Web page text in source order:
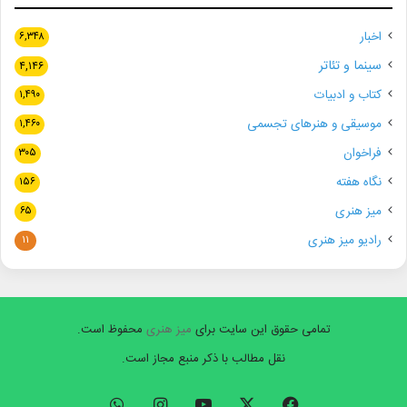
در ادامه داوران بخش سیفژ روی صحنه آمدند.
سپس مهین جواهریان از اعضای هیات داوران سیفژ گفت: آینده ما
دست بچه‌هاست و آنها خواهند ساخت. من فکر می‌کنم بچه‌هایی که
زیست بگذارند و از الان شروع به کار کنند و حتی با موبایل هم می‌توانند
اخبار ۶,۳۴۸
سینما و تئاتر ۴,۱۴۶
کتاب و ادبیات ۱,۴۹۰
موسیقی و هنرهای تجسمی ۱,۴۶۰
فراخوان ۳۰۵
نگاه هفته ۱۵۶
میز هنری ۶۵
رادیو میز هنری ۱۱
تمامی حقوق این سایت برای میز هنری محفوظ است.
نقل مطالب با ذکر منبع مجاز است.